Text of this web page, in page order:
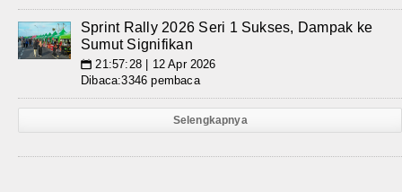
Sprint Rally 2026 Seri 1 Sukses, Dampak ke
Sumut Signifikan
📅 21:57:28 | 12 Apr 2026
Dibaca:3346 pembaca
Selengkapnya